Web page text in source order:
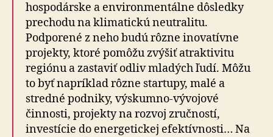
hospodárske a environmentálne dôsledky
prechodu na klimatickú neutralitu.
Podporené z neho budú rôzne inovatívne
projekty, ktoré pomôžu zvýšiť atraktivitu
regiónu a zastaviť odliv mladých ľudí. Môžu
to byť napríklad rôzne startupy, malé a
stredné podniky, výskumno-vývojové
činnosti, projekty na rozvoj zručností,
investície do energetickej efektívnosti… Na